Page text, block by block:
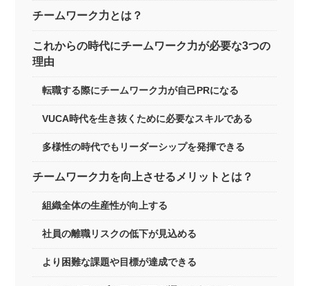
チームワーク力とは？
これからの時代にチームワーク力が必要な3つの
理由
転職する際にチームワーク力が自己PRになる
VUCA時代を生き抜くために必要なスキルである
多様性の時代でもリーダーシップを発揮できる
チームワーク力を向上させるメリットとは？
組織全体の生産性が向上する
社員の離職リスクの低下が見込める
より困難な課題や目標が達成できる